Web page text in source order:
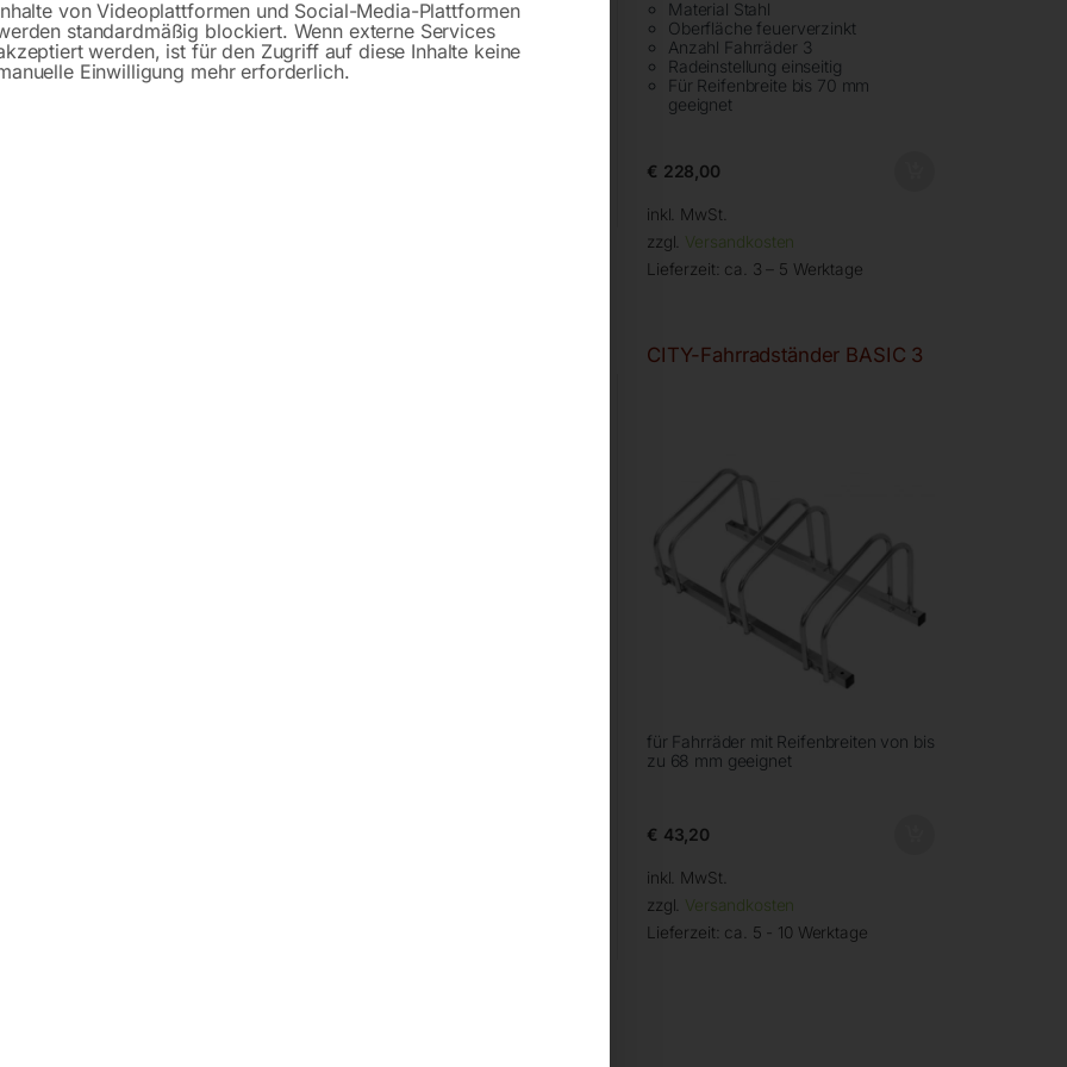
Wandfahrradträger für
29-Zoll-Fahrräder
Material Stahl
Oberfläche feuerverzinkt
Anzahl Fahrräder 2
Radeinstellung einseitig
Für Reifenbreite bis 70 mm
Material Stahl
Oberfläche feuerverzinkt
Anzahl Fahrräder 3
Radeinstellung einseitig
Für Reifenbreite bis 70 mm
geeignet
€ 228,00
inkl. MwSt.
zzgl. Versandkosten
Lieferzeit: ca. 3 – 5 Werktage
CITY-Fahrradständer BASIC 3
für Fahrräder mit Reifenbreiten von bis
zu 68 mm geeignet
€ 43,20
inkl. MwSt.
zzgl. Versandkosten
Lieferzeit: ca. 5 - 10 Werktage
von Videoplattformen und Social-Media-Plattformen
standardmäßig blockiert. Wenn externe Services
werden, ist für den Zugriff auf diese Inhalte keine
Einwilligung mehr erforderlich.